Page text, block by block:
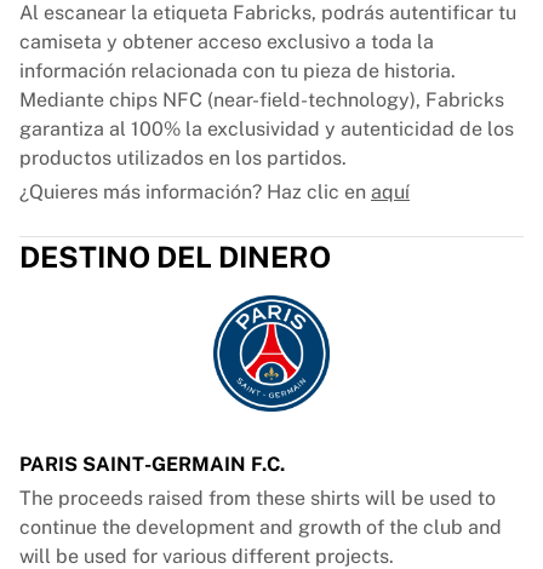
Al escanear la etiqueta Fabricks, podrás autentificar tu
camiseta y obtener acceso exclusivo a toda la
información relacionada con tu pieza de historia.
Mediante chips NFC (near-field-technology), Fabricks
garantiza al 100% la exclusividad y autenticidad de los
productos utilizados en los partidos.
¿Quieres más información? Haz clic en aquí
DESTINO DEL DINERO
PARIS SAINT-GERMAIN F.C.
The proceeds raised from these shirts will be used to
continue the development and growth of the club and
will be used for various different projects.